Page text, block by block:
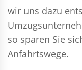
wir uns dazu
so sparen Sie
Anfahrtswege.